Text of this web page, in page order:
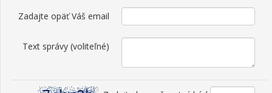
Zadajte opäť Váš email
Text správy (voliteľné)